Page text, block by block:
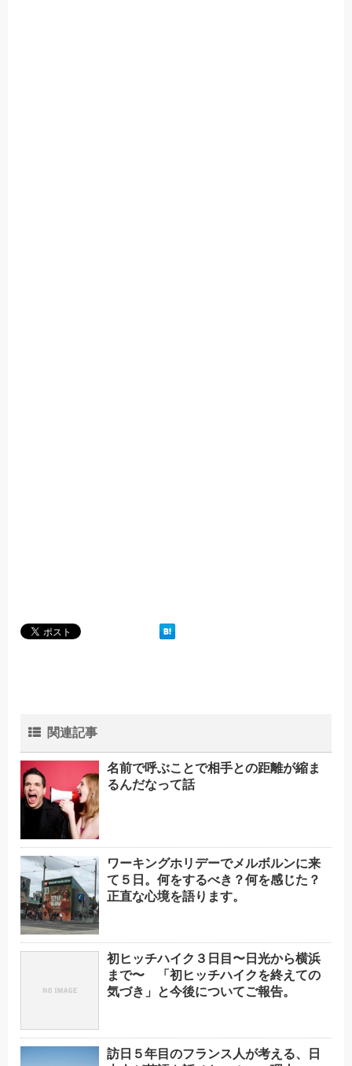
関連記事
名前で呼ぶことで相手との距離が縮ま
るんだなって話
ワーキングホリデーでメルボルンに来
て５日。何をするべき？何を感じた？
正直な心境を語ります。
初ヒッチハイク３日目〜日光から横浜
まで〜 「初ヒッチハイクを終えての
気づき」と今後についてご報告。
訪日５年目のフランス人が考える、日